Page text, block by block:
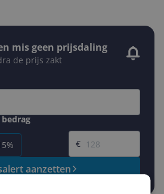
mis geen prijsdaling
de prijs zakt
Gewenste prijs
€
aanzetten